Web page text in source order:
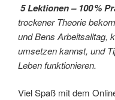
5 Lektionen – 100 %
trockener Theorie
und Bens Arbeitsalltag,
umsetzen kannst, und
Leben funktionieren.
Viel Spaß mit dem